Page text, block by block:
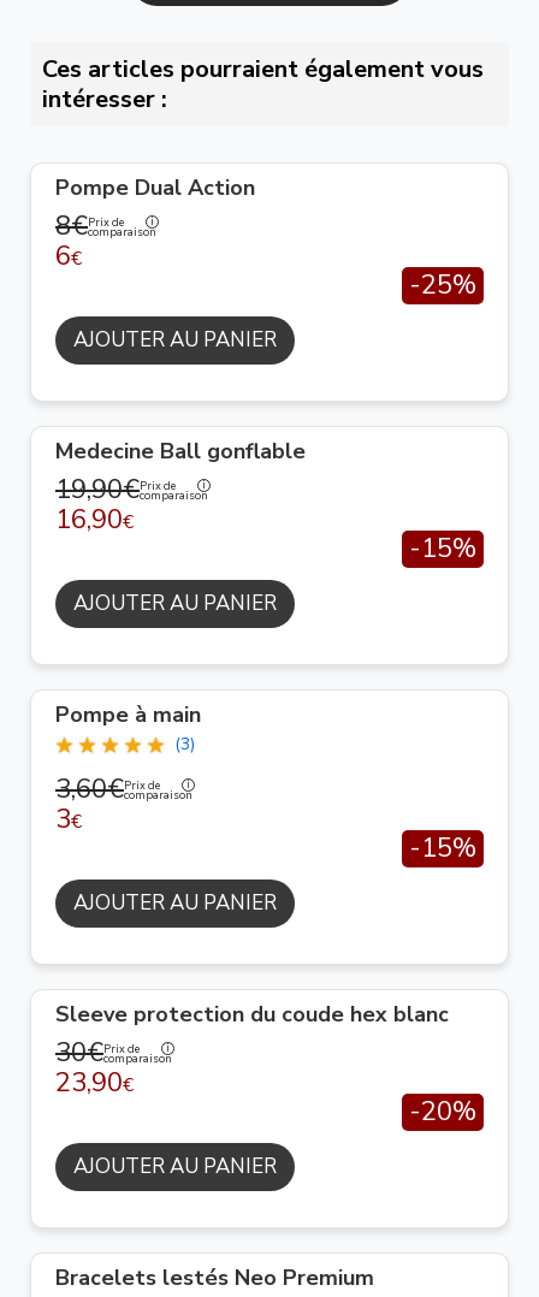
Ces articles pourraient également vous
intéresser :
Pompe Dual Action
8€Prix de
comparaison
6€
-25%
AJOUTER AU PANIER
Medecine Ball gonflable
19,90€Prix de
comparaison
16,90€
-15%
AJOUTER AU PANIER
Pompe à main
(3)
3,60€Prix de
comparaison
3€
-15%
AJOUTER AU PANIER
Sleeve protection du coude hex blanc
30€Prix de
comparaison
23,90€
-20%
AJOUTER AU PANIER
Bracelets lestés Neo Premium